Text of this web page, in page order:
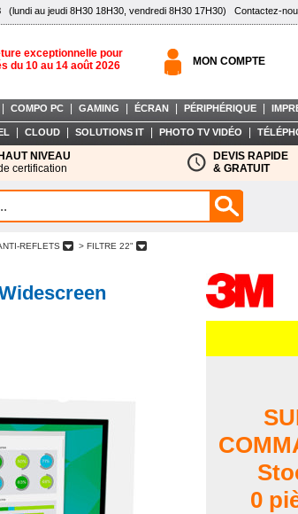
(lundi au jeudi 8H30 18H30, vendredi 8H30 17H30) Contactez-
exceptionnelle pour
du 10 au 14 août 2026
MON COMPTE
COMPO PC GAMING ÉCRAN PÉRIPHÉRIQUE
CLOUD SOLUTIONS IT PHOTO TV VIDÉO
HAUT NIVEAU
certification
DEVIS RAPIDE
& GRATUIT
REFLETS > FILTRE 22"
0